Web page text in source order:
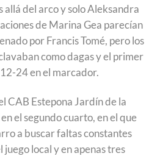
allá del arco y solo Aleksandra
de Marina Gea parecían
por Francis Tomé, pero los
como dagas y el primer
24 en el marcador.
CAB Estepona Jardín de la
el segundo cuarto, en el que
a buscar faltas constantes
local y en apenas tres